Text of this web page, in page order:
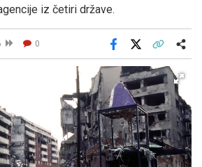
iz četiri države.
0
Facebook